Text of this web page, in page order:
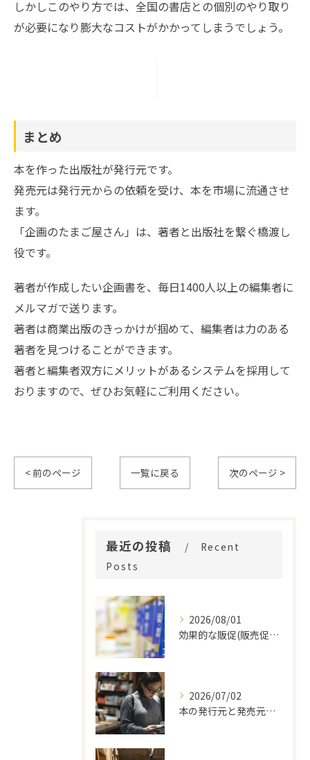
しかしこのやり方では、全国の書店との個別のやり取り
が必要になり膨大なコストがかかってしまうでしょう。
まとめ
本を作った出版社が発行元です。
発売元は発行元からの依頼を受け、本を市場に流通させ
ます。
「企画のたまご屋さん」は、著者と出版社を繋ぐ橋渡し
役です。
著者が作成したい企画書を、毎日1400人以上の編集者に
メルマガで送ります。
著者は商業出版のきっかけが掴めて、編集者は力のある
著者を見つけることができます。
著者と編集者双方にメリットがあるシステムを採用して
おりますので、ぜひお気軽にご利用ください。
< 前のページ 一覧に戻る 次のページ >
最近の投稿
Recent
Posts
2026/08/01
効果的な販促(販売促進)の方法
2026/07/02
本の発行元と発売元の違いは？